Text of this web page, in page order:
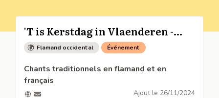
'T is Kerstdag in Vlaenderen -
Noël en Flandre
Flamand occidental Événement
Chants traditionnels en flamand et en
français
Noël aux chandelles avec le trio Om Eën Keër
Ajout le 26/11/2024